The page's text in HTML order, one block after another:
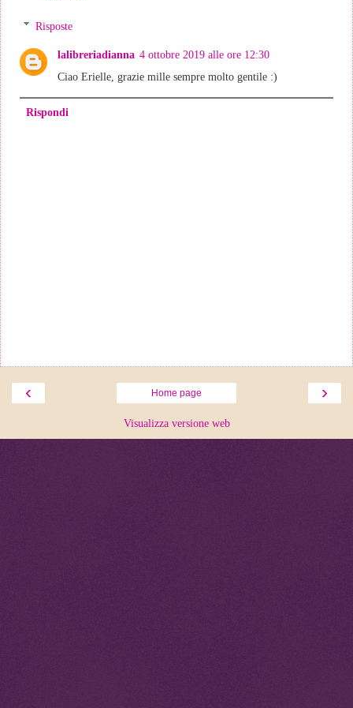
Risposte
lalibreriadianna 4 ottobre 2019 alle ore 12:30
Ciao Erielle, grazie mille sempre molto gentile :)
Rispondi
‹ ›
Home page
Visualizza versione web